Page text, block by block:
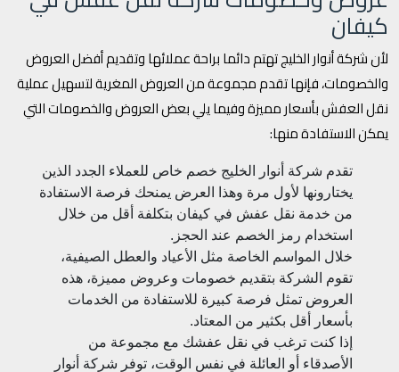
كيفان
لأن شركة أنوار الخليج تهتم دائما براحة عملائها وتقديم أفضل العروض
والخصومات، فإنها تقدم مجموعة من العروض المغرية لتسهيل عملية
نقل العفش بأسعار مميزة وفيما يلي بعض العروض والخصومات التي
يمكن الاستفادة منها:
تقدم شركة أنوار الخليج خصم خاص للعملاء الجدد الذين
يختارونها لأول مرة وهذا العرض يمنحك فرصة الاستفادة
من خدمة نقل عفش في كيفان بتكلفة أقل من خلال
استخدام رمز الخصم عند الحجز.
خلال المواسم الخاصة مثل الأعياد والعطل الصيفية،
تقوم الشركة بتقديم خصومات وعروض مميزة، هذه
العروض تمثل فرصة كبيرة للاستفادة من الخدمات
بأسعار أقل بكثير من المعتاد.
إذا كنت ترغب في نقل عفشك مع مجموعة من
الأصدقاء أو العائلة في نفس الوقت، توفر شركة أنوار